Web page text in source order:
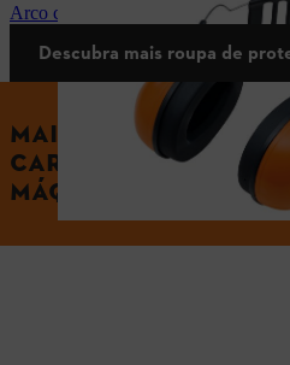
Arco com protetores de ouvidos
Descubra mais roupa de
MAIS SOBRE A
CARREGAMENTO E
MÁQUINAS